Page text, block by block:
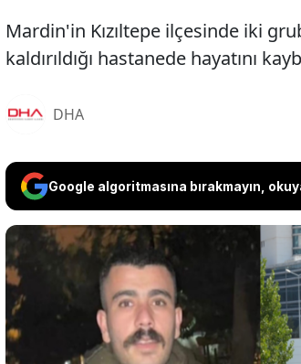
Mardin'in Kızıltepe ilçesinde iki
kaldırıldığı hastanede hayatını
DHA
Google algoritmasına bırakmayın,